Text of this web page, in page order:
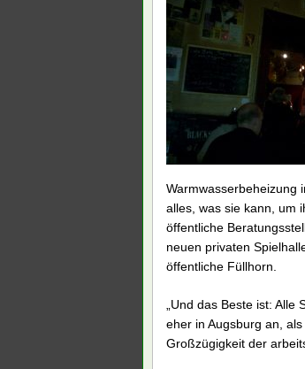
Warmwasserbeheizung
alles, was sie kann, um
öffentliche
neuen privaten
öffentliche Füllhorn.
„Und das Beste ist:
eher in Augsburg an,
Großzügigkeit der